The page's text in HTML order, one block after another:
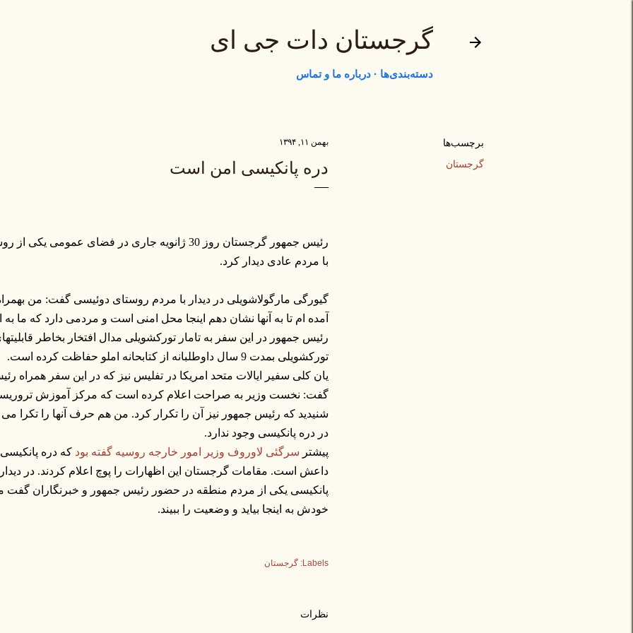
گرجستان دات جی ای
دسته‌بندی‌ها درباره ما و تماس
برچسب‌ها
گرجستان
بهمن ۱۱, ۱۳۹۴
دره پانکیسی امن است
رئیس جمهور گرجستان روز 30 ژانویه جاری در فضای
با مردم عادی دیدار کرد.
گیورگی مارگولاشویلی در دیدار با مردم روستای دوئیسی گفت: من بهمراه
آمده ام تا به آنها نشان دهم اینجا محل امنی است و مردمی دارد که ما
رئیس جمهور در این سفر به تامار تورکشویلی مدال افتخار بخاطر
تورکشویلی بمدت 9 سال داوطلبانه از کتابحانه املو حفاظت کرده است.
یان کلی سفیر ایالات متحد امریکا در تفلیس نیز که در این سفر همراه
گفت: نخست وزیر به صراحت اعلام کرده است که مرکز آموزش
شنیدید که رئیس جمهور نیز آن را تکرار کرد. من هم حرف آنها را تکرا
در دره پانکیسی وجود ندارد.
پیشتر سرگئی لاوروف وزیر امور خارجه روسیه گفته بود که دره
داعش است. مقامات گرجستان این اظهارات را پوچ اعلام کردند. در
پانکیسی یکی از مردم منطقه در حضور رئیس جمهور و خبرنگاران گفت
خودش به اینجا بیاید و وضعیت را ببیند.
Labels: گرجستان
نظرات